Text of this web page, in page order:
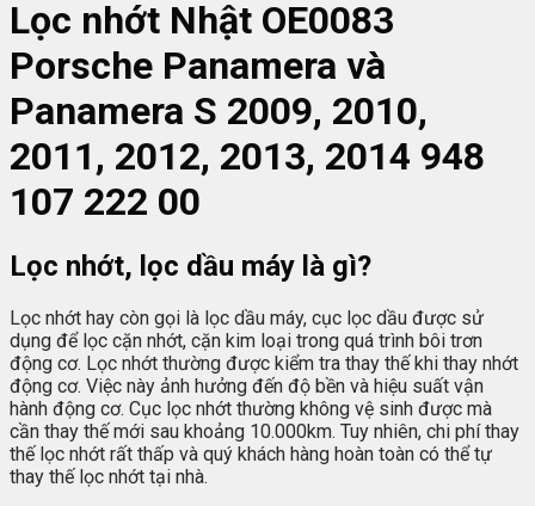
Lọc nhớt Nhật OE0083
Porsche Panamera và
Panamera S 2009, 2010,
2011, 2012, 2013, 2014 948
107 222 00
Lọc nhớt, lọc dầu máy là gì?
Lọc nhớt hay còn gọi là lọc dầu máy, cục lọc dầu được sử
dụng để lọc cặn nhớt, cặn kim loại trong quá trình bôi trơn
động cơ. Lọc nhớt thường được kiểm tra thay thế khi thay nhớt
động cơ. Việc này ảnh hưởng đến độ bền và hiệu suất vận
hành động cơ. Cục lọc nhớt thường không vệ sinh được mà
cần thay thế mới sau khoảng 10.000km. Tuy nhiên, chi phí thay
thế lọc nhớt rất thấp và quý khách hàng hoàn toàn có thể tự
thay thế lọc nhớt tại nhà.